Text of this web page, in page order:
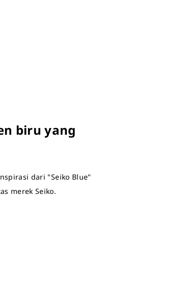
biru yang
dari "Seiko Blue"
merek Seiko.